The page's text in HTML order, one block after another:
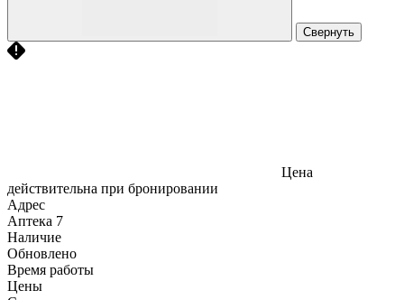
Свернуть
Цена
действительна при бронировании
Адрес
Аптека 7
Наличие
Обновлено
Время работы
Цены